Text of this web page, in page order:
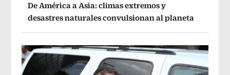
De América a Asia: climas extremos y
desastres naturales convulsionan al planeta